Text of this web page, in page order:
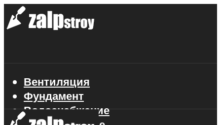
Вентиляция
Фундамент
Водоснабжение